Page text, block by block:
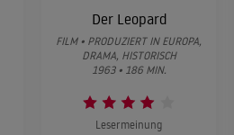
Der Leopard
FILM • PRODUZIERT IN EUROPA,
DRAMA, HISTORISCH
1963 • 186 MIN.
Lesermeinung